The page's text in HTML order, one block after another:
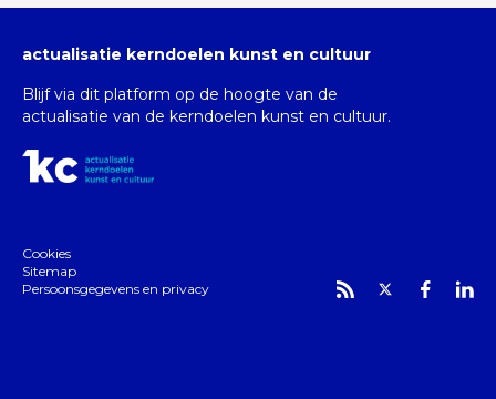
actualisatie kerndoelen kunst en cultuur
Blijf via dit platform op de hoogte van de
actualisatie van de kerndoelen kunst en cultuur.
Cookies
Sitemap
Persoonsgegevens en privacy